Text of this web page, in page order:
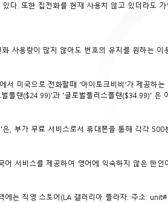
다. 또한 집전화를 현재 사용치 않고 있더라도
화 사용량이 많지 않아도 번호의 유지를 원하는
서 미국으로 전화할때 ‘아이토크비비’가 제공하
플랜($24.99)'과 '글로벌플러스플랜($34.99)' 은
'은, 부가 무료 서비스로서 휴대폰을 통해 각각
어 서비스를 제공하여 영어에 익숙하지 않은 한인
에는 직영 스토어(LA 갤러리아 플라자. 주소: